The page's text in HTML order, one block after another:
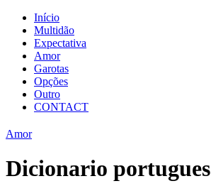
Início
Multidão
Expectativa
Amor
Garotas
Opções
Outro
CONTACT
Amor
Dicionario portugues